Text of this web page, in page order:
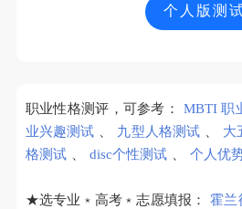
个人版测
职业性格测评，可参考： MBTI 职
业兴趣测试 、 九型人格测试 、 大
格测试 、 disc个性测试 、 个人优
★选专业﹡高考﹡志愿填报： 霍兰